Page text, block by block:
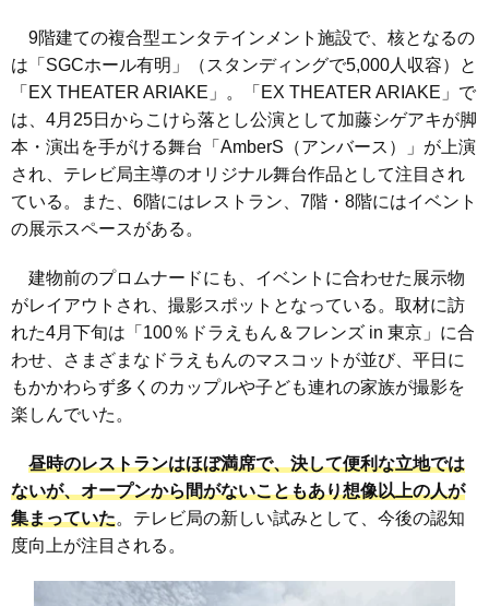
9階建ての複合型エンタテインメント施設で、核となるの
は「SGCホール有明」（スタンディングで5,000人収容）と
「EX THEATER ARIAKE」。「EX THEATER ARIAKE」で
は、4月25日からこけら落とし公演として加藤シゲアキが脚
本・演出を手がける舞台「AmberS（アンバース）」が上演
され、テレビ局主導のオリジナル舞台作品として注目され
ている。また、6階にはレストラン、7階・8階にはイベント
の展示スペースがある。
建物前のプロムナードにも、イベントに合わせた展示物
がレイアウトされ、撮影スポットとなっている。取材に訪
れた4月下旬は「100％ドラえもん＆フレンズ in 東京」に合
わせ、さまざまなドラえもんのマスコットが並び、平日に
もかかわらず多くのカップルや子ども連れの家族が撮影を
楽しんでいた。
昼時のレストランはほぼ満席で、決して便利な立地では
ないが、オープンから間がないこともあり想像以上の人が
集まっていた。テレビ局の新しい試みとして、今後の認知
度向上が注目される。